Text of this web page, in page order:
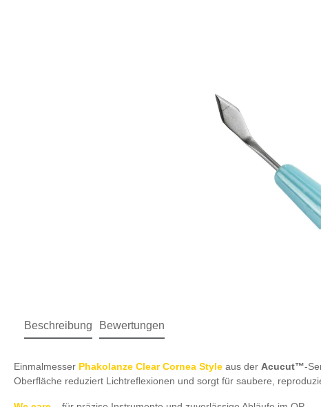
Beschreibung Bewertungen
Einmalmesser Phakolanze Clear Cornea Style aus der Acucut™-
Oberfläche reduziert Lichtreflexionen und sorgt für saubere,